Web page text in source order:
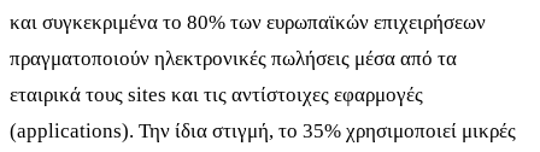
και συγκεκριμένα το 80% των ευρωπαϊκών επιχειρήσεων
πραγματοποιούν ηλεκτρονικές πωλήσεις μέσα από τα
εταιρικά τους sites και τις αντίστοιχες εφαρμογές
(applications). Την ίδια στιγμή, το 35% χρησιμοποιεί μικρές